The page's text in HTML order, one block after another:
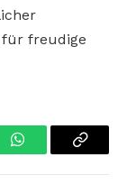
für freudige
WhatsAppCopy